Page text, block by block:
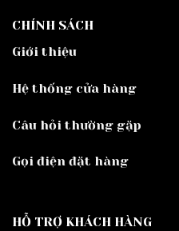
CHÍNH SÁCH
Giới thiệu
Hệ thống cửa hàng
Câu hỏi thường gặp
Gọi điện đặt hàng
HỖ TRỢ KHÁCH HÀNG